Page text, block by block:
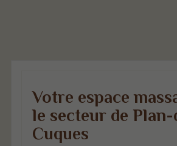
Votre espace
le secteur de Plan-
Cuques